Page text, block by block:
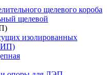
щелевого короба
щелевой
изолированных